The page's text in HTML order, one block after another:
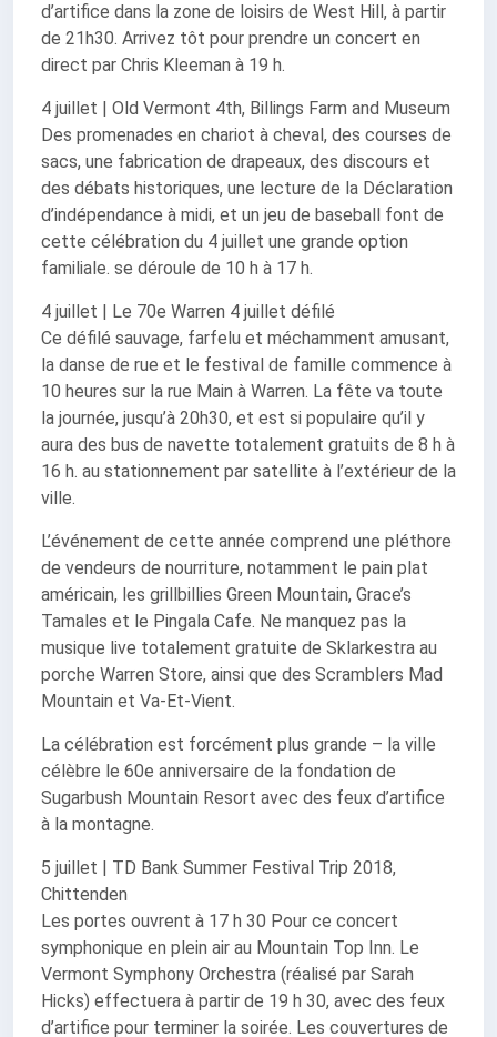
d’artifice dans la zone de loisirs de West Hill, à partir
de 21h30. Arrivez tôt pour prendre un concert en
direct par Chris Kleeman à 19 h.
4 juillet | Old Vermont 4th, Billings Farm and Museum
Des promenades en chariot à cheval, des courses de
sacs, une fabrication de drapeaux, des discours et
des débats historiques, une lecture de la Déclaration
d’indépendance à midi, et un jeu de baseball font de
cette célébration du 4 juillet une grande option
familiale. se déroule de 10 h à 17 h.
4 juillet | Le 70e Warren 4 juillet défilé
Ce défilé sauvage, farfelu et méchamment amusant,
la danse de rue et le festival de famille commence à
10 heures sur la rue Main à Warren. La fête va toute
la journée, jusqu’à 20h30, et est si populaire qu’il y
aura des bus de navette totalement gratuits de 8 h à
16 h. au stationnement par satellite à l’extérieur de la
ville.
L’événement de cette année comprend une pléthore
de vendeurs de nourriture, notamment le pain plat
américain, les grillbillies Green Mountain, Grace’s
Tamales et le Pingala Cafe. Ne manquez pas la
musique live totalement gratuite de Sklarkestra au
porche Warren Store, ainsi que des Scramblers Mad
Mountain et Va-Et-Vient.
La célébration est forcément plus grande – la ville
célèbre le 60e anniversaire de la fondation de
Sugarbush Mountain Resort avec des feux d’artifice
à la montagne.
5 juillet | TD Bank Summer Festival Trip 2018,
Chittenden
Les portes ouvrent à 17 h 30 Pour ce concert
symphonique en plein air au Mountain Top Inn. Le
Vermont Symphony Orchestra (réalisé par Sarah
Hicks) effectuera à partir de 19 h 30, avec des feux
d’artifice pour terminer la soirée. Les couvertures de